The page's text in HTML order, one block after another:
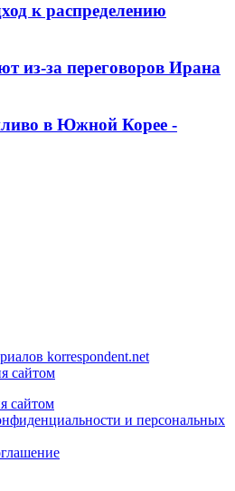
к распределению
из-за переговоров Ирана
в Южной Корее -
korrespondent.net
сайтом
сайтом
и персональных